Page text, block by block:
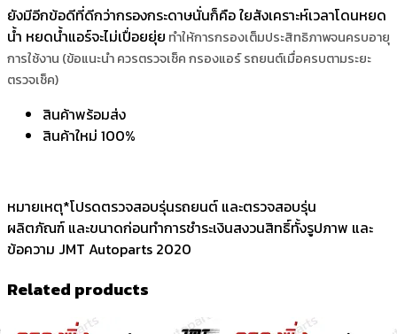
ยังมีอีกข้อดีที่ดีกว่ากรองกระดาษนั่นก็คือ ใยสังเคราะห์เวลาโดนหยด
น้ำ หยดน้ำแอร์จะไม่เปื่อยยุ่ย ทำให้การกรองเต็มประสิทธิภาพจนครบอายุ
การใช้งาน (ข้อแนะนำ ควรตรวจเช็ค กรองแอร์ รถยนต์เมื่อครบตามระยะ
ตรวจเช็ค)
สินค้าพร้อมส่ง
สินค้าใหม่ 100%
หมายเหตุ*โปรดตรวจสอบรุ่นรถยนต์ และตรวจสอบรุ่น
ผลิตภัณฑ์ และขนาดก่อนทำการชำระเงินสงวนสิทธิ์ทั้งรูปภาพ และ
ข้อความ JMT Autoparts 2020
Related products